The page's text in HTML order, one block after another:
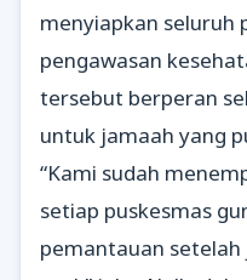
menyiapkan seluruh
pengawasan
tersebut berperan
untuk jamaah yang
“Kami sudah
setiap puskesmas
pemantauan